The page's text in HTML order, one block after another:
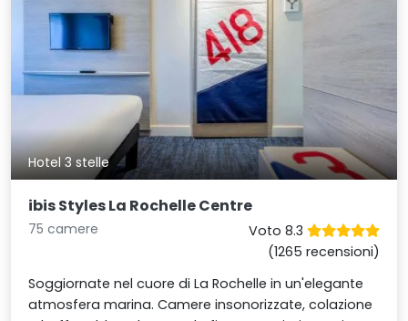
Hotel 3 stelle
ibis Styles La Rochelle Centre
75 camere
Voto 8.3
(1265 recensioni)
Soggiornate nel cuore di La Rochelle in un'elegante
atmosfera marina. Camere insonorizzate, colazione